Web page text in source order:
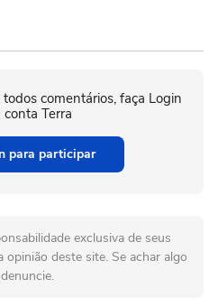
comentários, faça Login
conta Terra
para participar
exclusiva de seus
opinião deste site. Se achar algo